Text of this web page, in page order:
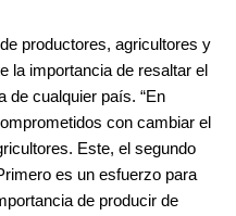
productores, agricultores y
la importancia de resaltar el
de cualquier país. “En
con cambiar el
Este, el segundo
es un esfuerzo para
de producir de